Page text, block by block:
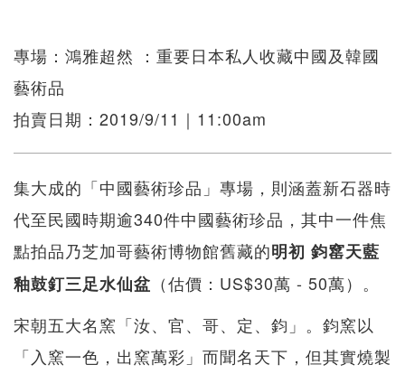
專場：鴻雅超然 ：重要日本私人收藏中國及韓國
藝術品
拍賣日期：2019/9/11｜11:00am
集大成的「中國藝術珍品」專場，則涵蓋新石器時
代至民國時期逾340件中國藝術珍品，其中一件焦
點拍品乃芝加哥藝術博物館舊藏的明初 鈞窰天藍
釉鼓釘三足水仙盆 （估價：US$30萬 - 50萬）。
宋朝五大名窯「汝、官、哥、定、鈞」。鈞窯以
「入窯一色，出窯萬彩」而聞名天下，但其實燒製